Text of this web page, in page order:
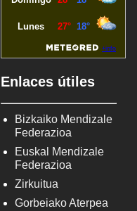
Enlaces útiles
Bizkaiko Mendizale
Federazioa
Euskal Mendizale
Federazioa
Zirkuitua
Gorbeiako Aterpea